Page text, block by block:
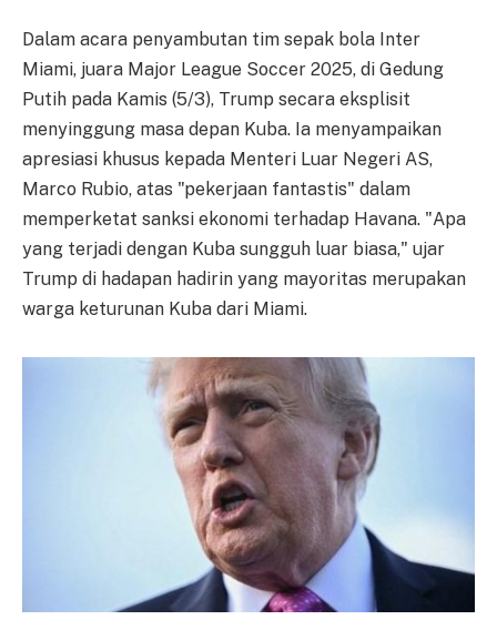
Dalam acara penyambutan tim sepak bola Inter
Miami, juara Major League Soccer 2025, di Gedung
Putih pada Kamis (5/3), Trump secara eksplisit
menyinggung masa depan Kuba. Ia menyampaikan
apresiasi khusus kepada Menteri Luar Negeri AS,
Marco Rubio, atas "pekerjaan fantastis" dalam
memperketat sanksi ekonomi terhadap Havana. "Apa
yang terjadi dengan Kuba sungguh luar biasa," ujar
Trump di hadapan hadirin yang mayoritas merupakan
warga keturunan Kuba dari Miami.